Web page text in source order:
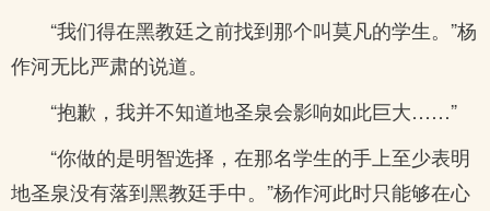
“我们得在黑教廷之前找到那个叫莫凡的学生。”杨
作河无比严肃的说道。
“抱歉，我并不知道地圣泉会影响如此巨大……”
“你做的是明智选择，在那名学生的手上至少表明
地圣泉没有落到黑教廷手中。”杨作河此时只能够在心